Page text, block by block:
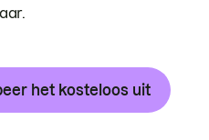
het kosteloos uit